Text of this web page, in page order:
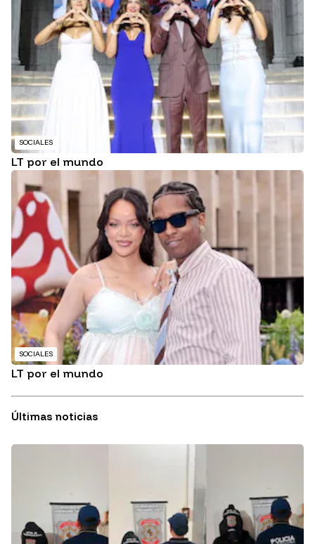
SOCIALES
LT por el mundo
SOCIALES
LT por el mundo
Últimas noticias